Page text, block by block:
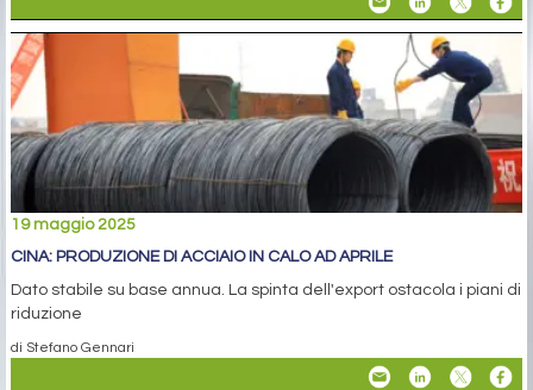
19 maggio 2025
CINA: PRODUZIONE DI ACCIAIO IN CALO AD APRILE
Dato stabile su base annua. La spinta dell'export ostacola i piani di
riduzione
di Stefano Gennari